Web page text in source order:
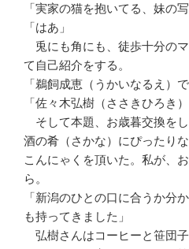
「実家の猫を抱いてる、妹の
「はあ」
兎にも角にも、徒歩十分の
て自己紹介をする。
「鵜飼成恵（うかいなるえ）で
「佐々木弘樹（ささきひろき）
そして本題、お歳暮交換を
酒の肴（さかな）にぴったり
こんにゃくを頂いた。私が、
ら。
「新潟のひとの口に合うか分
も持ってきました」
弘樹さんはコーヒーと笹団